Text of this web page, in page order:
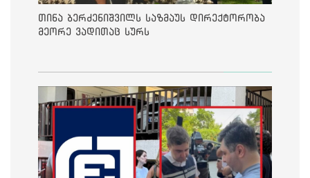
თინა ბერძენიშვილს საზმაუს დირექტორობა
მეორე ვადითაც სურს